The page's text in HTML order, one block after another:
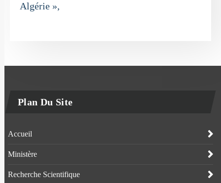
Algérie »,
Plan Du Site
Accueil
Ministère
Recherche Scientifique